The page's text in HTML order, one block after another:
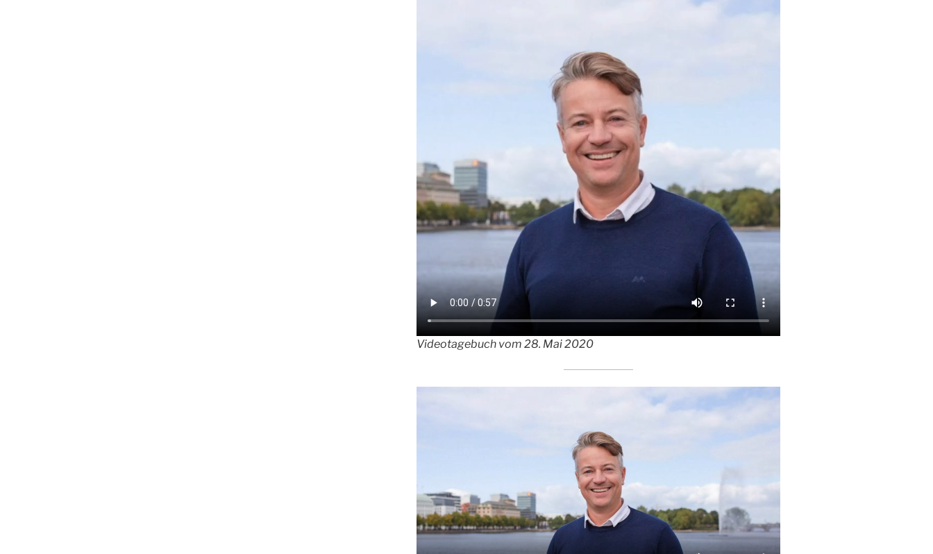
Videotagebuch vom 28. Mai 2020